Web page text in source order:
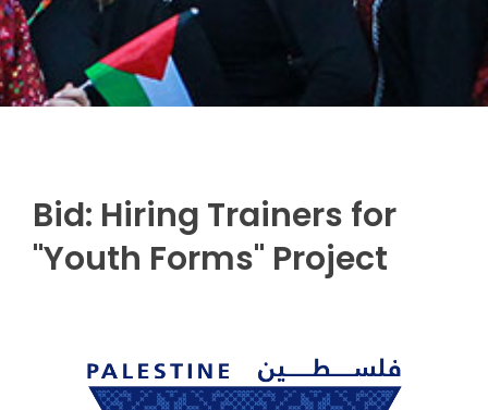
Bid: Hiring Trainers for
"Youth Forms" Project